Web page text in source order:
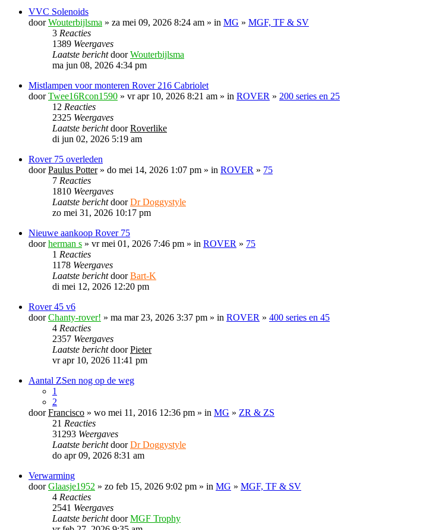
VVC Solenoids
doorWouterbijlsma » za mei 09, 2026 8:24 am » in MG » MGF, TF & SV
3 Reacties
1389 Weergaves
Laatste berichtdoorWouterbijlsma
ma jun 08, 2026 4:34 pm
Mistlampen voor monteren Rover 216 Cabriolet
doorTwee16Rcon1590 » vr apr 10, 2026 8:21 am » in ROVER » 200 series en 25
12 Reacties
2325 Weergaves
Laatste berichtdoorRoverlike
di jun 02, 2026 5:19 am
Rover 75 overleden
doorPaulus Potter» do mei 14, 2026 1:07 pm » in ROVER » 75
7 Reacties
1810 Weergaves
Laatste berichtdoorDr Doggystyle
zo mei 31, 2026 10:17 pm
Nieuwe aankoop Rover 75
doorherman s » vr mei 01, 2026 7:46 pm » in ROVER » 75
1 Reacties
1178 Weergaves
Laatste berichtdoorBart-K
di mei 12, 2026 12:20 pm
Rover 45 v6
doorChanty-rover! » ma mar 23, 2026 3:37 pm » in ROVER » 400 series en 45
4 Reacties
2357 Weergaves
Laatste berichtdoorPieter
vr apr 10, 2026 11:41 pm
Aantal ZSen nog op de weg
1
2
doorFrancisco » wo mei 11, 2016 12:36 pm » in MG » ZR & ZS
21 Reacties
31293 Weergaves
Laatste berichtdoorDr Doggystyle
do apr 09, 2026 8:31 am
Verwarming
doorGlaasje1952 » zo feb 15, 2026 9:02 pm » in MG » MGF, TF & SV
4 Reacties
2541 Weergaves
Laatste berichtdoorMGF Trophy